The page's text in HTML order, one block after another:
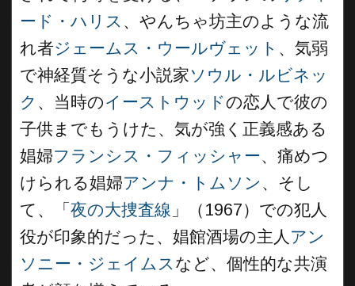
ード・ハリス 、やんちゃ坊主のような流
れ者ジェームス・ウールヴェット 、気弱
で神経質そうな小説家ソウル・ルビネッ
ク 、当時のイーストウッドの恋人で彼の
子供までもうけた、気が強く正義感ある
娼婦フランシス・フィッシャー、痛めつ
けられる娼婦アンナ・トムソン 、そし
て、「 夜の大捜査線 」（1967）での犯人
役が印象的だった、娼館酒場の主人 アン
ソニー・ジェイムス など、個性的な共演